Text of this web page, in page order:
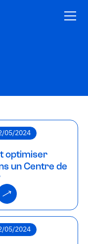
05/2024
optimiser
un Centre de
05/2024